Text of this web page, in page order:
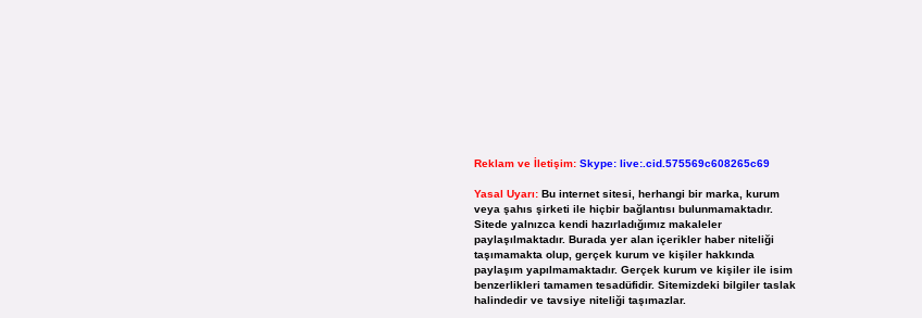
Reklam ve İletişim: Skype: live:.cid.575569c608265c69
Yasal Uyarı: Bu internet sitesi, herhangi bir marka, kurum
veya şahıs şirketi ile hiçbir bağlantısı bulunmamaktadır.
Sitede yalnızca kendi hazırladığımız makaleler
paylaşılmaktadır. Burada yer alan içerikler haber niteliği
taşımamakta olup, gerçek kurum ve kişiler hakkında
paylaşım yapılmamaktadır. Gerçek kurum ve kişiler ile isim
benzerlikleri tamamen tesadüfidir. Sitemizdeki bilgiler taslak
halindedir ve tavsiye niteliği taşımazlar.